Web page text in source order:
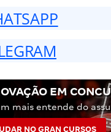
EM
mais entende do
NO GRAN CURSOS